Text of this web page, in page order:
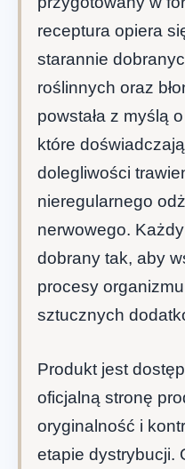
receptura opiera
starannie
roślinnych oraz
powstała z myślą
które
dolegliwości
nieregularnego
nerwowego.
dobrany tak, aby
procesy
sztucznych
Produkt jest
oficjalną stronę
oryginalność i
etapie dystrybucji.